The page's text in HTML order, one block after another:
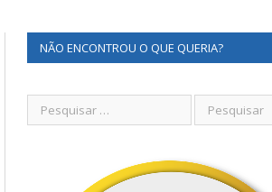
NÃO ENCONTROU O QUE QUERIA?